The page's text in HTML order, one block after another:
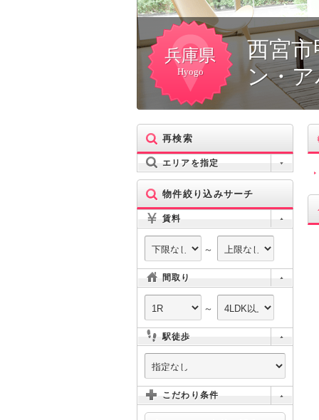
兵庫県
Hyogo
西宮
ン・
再検索
エリアを指定
物件絞り込みサーチ
賃料
～
間取り
～
駅徒歩
こだわり条件